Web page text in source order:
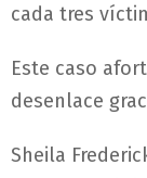
cada tres
Este caso
desenlace
Sheila